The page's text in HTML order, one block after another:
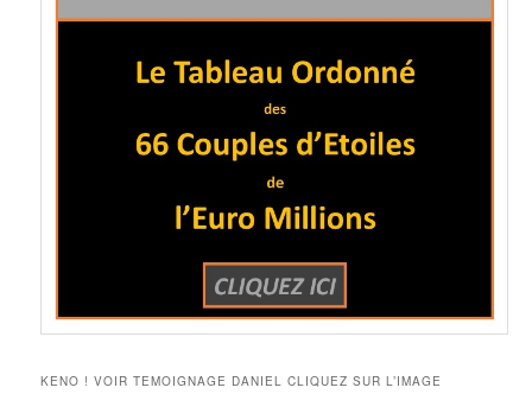
KENO ! VOIR TEMOIGNAGE DANIEL CLIQUEZ SUR L’IMAGE